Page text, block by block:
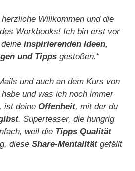
Willkommen und die
Workbooks! Ich bin erst vor
deineinspirierenden Ideen,
und Tipps gestoßen.“
und auch an dem Kurs von
und was ich noch immer
ist deineOffenheit, mit der du
. Superteaser, die hungrig
weil die Tipps Qualität
dieseShare-Mentalitätgefällt